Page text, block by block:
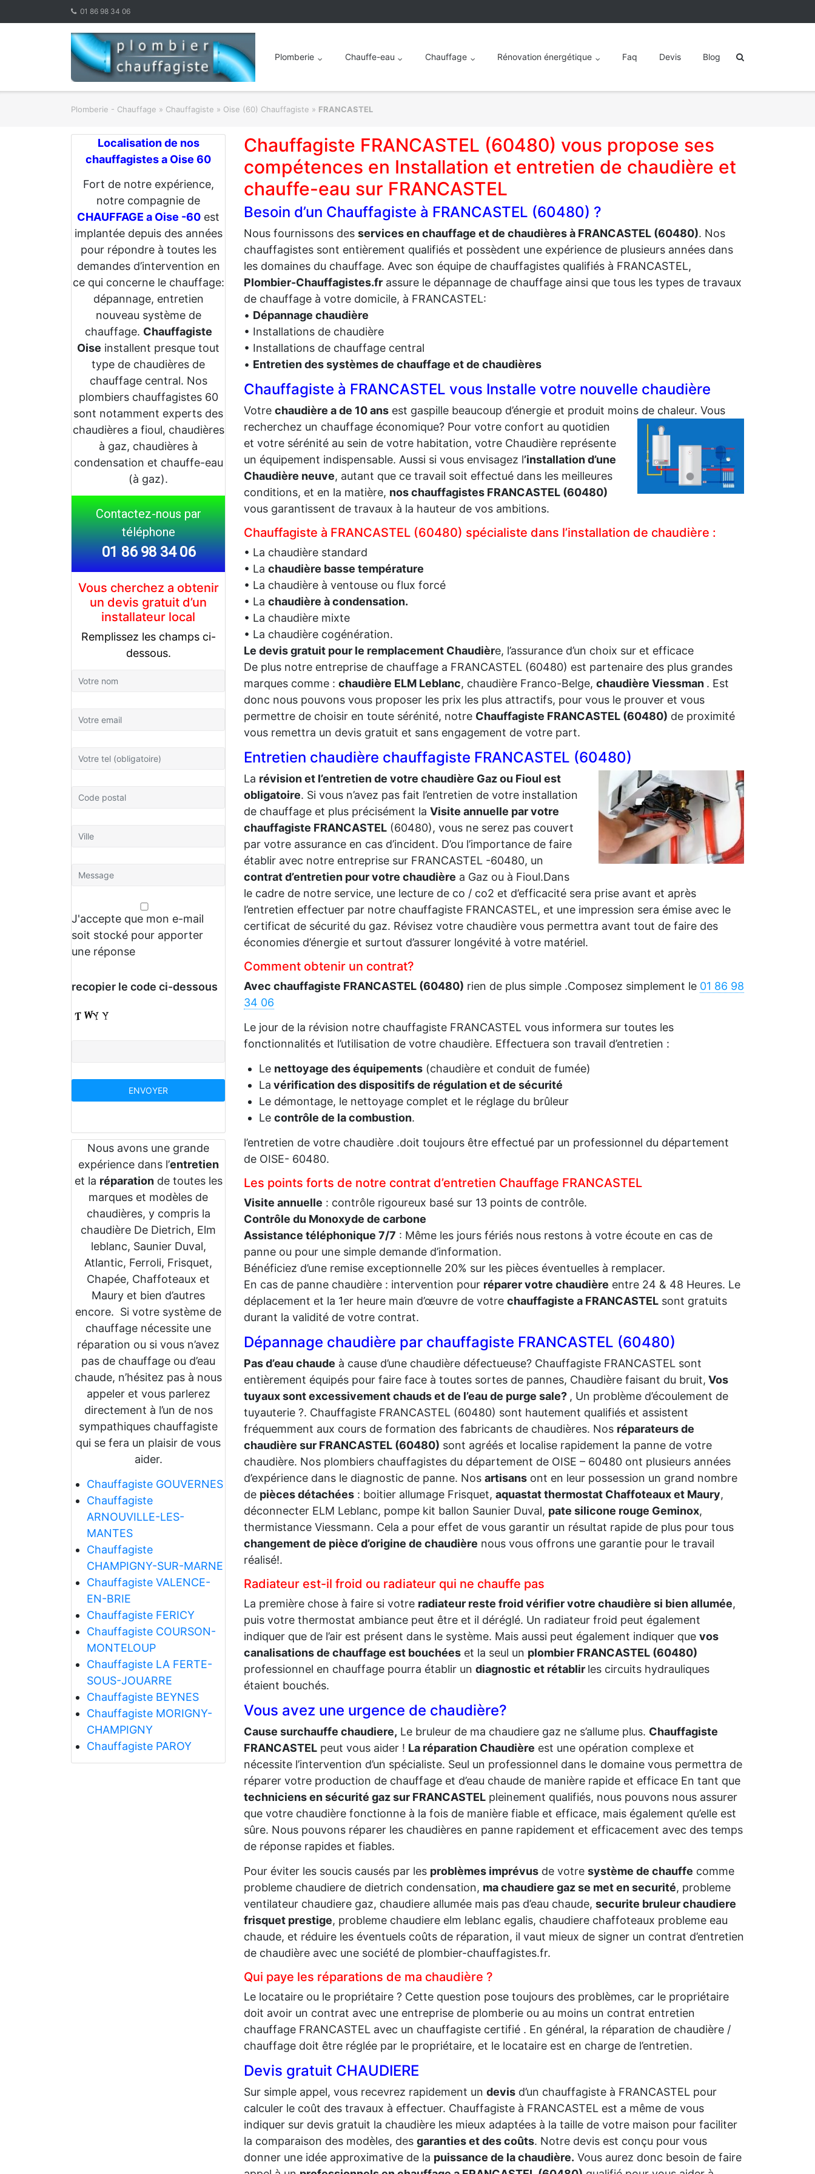
01 86 98 34 06
Plomberie Chauffe-eau Chauffage Rénovation énergétique Faq Devis Blog
Plomberie - Chauffage » Chauffagiste » Oise (60) Chauffagiste » FRANCASTEL
Localisation de nos
chauffagistes a Oise 60
Fort de notre expérience,
notre compagnie de
CHAUFFAGE a Oise -60 est
implantée depuis des années
pour répondre à toutes les
demandes d’intervention en
ce qui concerne le chauffage:
dépannage, entretien
nouveau système de
chauffage. Chauffagiste
Oise installent presque tout
type de chaudières de
chauffage central. Nos
plombiers chauffagistes 60
sont notamment experts des
chaudières a fioul, chaudières
à gaz, chaudières à
condensation et chauffe-eau
(à gaz).
Contactez-nous par
téléphone
01 86 98 34 06
Vous cherchez a obtenir
un devis gratuit d’un
installateur local
Remplissez les champs ci-
dessous.
J'accepte que mon e-mail
soit stocké pour apporter
une réponse
recopier le code ci-dessous
Nous avons une grande
expérience dans l’entretien
et la réparationde toutes les
marques et modèles de
chaudières, y compris la
chaudière De Dietrich, Elm
leblanc, Saunier Duval,
Atlantic, Ferroli, Frisquet,
Chapée, Chaffoteaux et
Maury et bien d’autres
encore. Si votre système de
chauffage nécessite une
réparation ou si vous n’avez
pas de chauffage ou d’eau
chaude, n’hésitez pas à nous
appeler et vous parlerez
directement à l’un de nos
sympathiques chauffagiste
qui se fera un plaisir de vous
aider.
Chauffagiste GOUVERNES
Chauffagiste
ARNOUVILLE-LES-
MANTES
Chauffagiste
CHAMPIGNY-SUR-MARNE
Chauffagiste VALENCE-
EN-BRIE
Chauffagiste FERICY
Chauffagiste COURSON-
MONTELOUP
Chauffagiste LA FERTE-
SOUS-JOUARRE
Chauffagiste BEYNES
Chauffagiste MORIGNY-
CHAMPIGNY
Chauffagiste PAROY
Chauffagiste FRANCASTEL (60480) vous propose ses
compétences en Installation et entretien de chaudière et
chauffe-eau sur FRANCASTEL
Besoin d’un Chauffagiste à FRANCASTEL (60480) ?
Nous fournissons des services en chauffage et de chaudières à FRANCASTEL (60480). Nos
chauffagistes sont entièrement qualifiés et possèdent une expérience de plusieurs années dans
les domaines du chauffage. Avec son équipe de chauffagistes qualifiés à FRANCASTEL,
Plombier-Chauffagistes.fr assure le dépannage de chauffage ainsi que tous les types de travaux
de chauffage à votre domicile, à FRANCASTEL:
• Dépannage chaudière
• Installations de chaudière
• Installations de chauffage central
• Entretien des systèmes de chauffage et de chaudières
Chauffagiste à FRANCASTEL vous Installe votre nouvelle chaudière
Votre chaudière a de 10 ans est gaspille beaucoup d’énergie et produit moins de chaleur. Vous
recherchez un chauffage économique? Pour votre confort au quotidien
et votre sérénité au sein de votre habitation, votre Chaudière représente
un équipement indispensable. Aussi si vous envisagez l’installation d’une
Chaudière neuve, autant que ce travail soit effectué dans les meilleures
conditions, et en la matière, nos chauffagistes FRANCASTEL (60480)
vous garantissent de travaux à la hauteur de vos ambitions.
Chauffagiste à FRANCASTEL (60480) spécialiste dans l’installation de chaudière :
• La chaudière standard
• La chaudière basse température
• La chaudière à ventouse ou flux forcé
• La chaudière à condensation.
• La chaudière mixte
• La chaudière cogénération.
Le devis gratuit pour le remplacement Chaudière, l’assurance d’un choix sur et efficace
De plus notre entreprise de chauffage a FRANCASTEL (60480) est partenaire des plus grandes
marques comme : chaudière ELM Leblanc, chaudière Franco-Belge, chaudière Viessman . Est
donc nous pouvons vous proposer les prix les plus attractifs, pour vous le prouver et vous
permettre de choisir en toute sérénité, notre Chauffagiste FRANCASTEL (60480) de proximité
vous remettra un devis gratuit et sans engagement de votre part.
Entretien chaudière chauffagiste FRANCASTEL (60480)
La révision et l’entretien de votre chaudière Gaz ou Fioul est
obligatoire. Si vous n’avez pas fait l’entretien de votre installation
de chauffage et plus précisément la Visite annuelle par votre
chauffagiste FRANCASTEL (60480), vous ne serez pas couvert
par votre assurance en cas d’incident. D’ou l’importance de faire
établir avec notre entreprise sur FRANCASTEL -60480, un
contrat d’entretien pour votre chaudière a Gaz ou à Fioul.Dans
le cadre de notre service, une lecture de co / co2 et d’efficacité sera prise avant et après
l’entretien effectuer par notre chauffagiste FRANCASTEL, et une impression sera émise avec le
certificat de sécurité du gaz. Révisez votre chaudière vous permettra avant tout de faire des
économies d’énergie et surtout d’assurer longévité à votre matériel.
Comment obtenir un contrat?
Avec chauffagiste FRANCASTEL (60480) rien de plus simple .Composez simplement le 01 86 98
34 06
Le jour de la révision notre chauffagiste FRANCASTEL vous informera sur toutes les
fonctionnalités et l’utilisation de votre chaudière. Effectuera son travail d’entretien :
Le nettoyage des équipements(chaudière et conduit de fumée)
La vérification des dispositifs de régulation et de sécurité
Le démontage, le nettoyage complet et le réglage du brûleur
Le contrôle de la combustion.
l’entretien de votre chaudière .doit toujours être effectué par un professionnel du département
de OISE- 60480.
Les points forts de notre contrat d’entretien Chauffage FRANCASTEL
Visite annuelle : contrôle rigoureux basé sur 13 points de contrôle.
Contrôle du Monoxyde de carbone
Assistance téléphonique 7/7 : Même les jours fériés nous restons à votre écoute en cas de
panne ou pour une simple demande d’information.
Bénéficiez d’une remise exceptionnelle 20% sur les pièces éventuelles à remplacer.
En cas de panne chaudière : intervention pour réparer votre chaudière entre 24 & 48 Heures. Le
déplacement et la 1er heure main d’œuvre de votre chauffagiste a FRANCASTEL sont gratuits
durant la validité de votre contrat.
Dépannage chaudière par chauffagiste FRANCASTEL (60480)
Pas d’eau chaude à cause d’une chaudière défectueuse? Chauffagiste FRANCASTEL sont
entièrement équipés pour faire face à toutes sortes de pannes, Chaudière faisant du bruit, Vos
tuyaux sont excessivement chauds et de l’eau de purge sale? , Un problème d’écoulement de
tuyauterie ?. Chauffagiste FRANCASTEL (60480) sont hautement qualifiés et assistent
fréquemment aux cours de formation des fabricants de chaudières. Nos réparateurs de
chaudière sur FRANCASTEL (60480) sont agréés et localise rapidement la panne de votre
chaudière. Nos plombiers chauffagistes du département de OISE – 60480 ont plusieurs années
d’expérience dans le diagnostic de panne. Nos artisans ont en leur possession un grand nombre
de pièces détachées : boitier allumage Frisquet, aquastat thermostat Chaffoteaux et Maury,
déconnecter ELM Leblanc, pompe kit ballon Saunier Duval, pate silicone rouge Geminox,
thermistance Viessmann. Cela a pour effet de vous garantir un résultat rapide de plus pour tous
changement de pièce d’origine de chaudière nous vous offrons une garantie pour le travail
réalisé!.
Radiateur est-il froid ou radiateur qui ne chauffe pas
La première chose à faire si votre radiateur reste froid vérifier votre chaudière si bien allumée,
puis votre thermostat ambiance peut être et il déréglé. Un radiateur froid peut également
indiquer que de l’air est présent dans le système. Mais aussi peut également indiquer que vos
canalisations de chauffage est bouchées et la seul un plombier FRANCASTEL (60480)
professionnel en chauffage pourra établir un diagnostic et rétablir les circuits hydrauliques
étaient bouchés.
Vous avez une urgence de chaudière?
Cause surchauffe chaudiere, Le bruleur de ma chaudiere gaz ne s’allume plus. Chauffagiste
FRANCASTEL peut vous aider ! La réparation Chaudière est une opération complexe et
nécessite l’intervention d’un spécialiste. Seul un professionnel dans le domaine vous permettra de
réparer votre production de chauffage et d’eau chaude de manière rapide et efficace En tant que
techniciens en sécurité gaz sur FRANCASTEL pleinement qualifiés, nous pouvons nous assurer
que votre chaudière fonctionne à la fois de manière fiable et efficace, mais également qu’elle est
sûre. Nous pouvons réparer les chaudières en panne rapidement et efficacement avec des temps
de réponse rapides et fiables.
Pour éviter les soucis causés par les problèmes imprévus de votre système de chauffe comme
probleme chaudiere de dietrich condensation, ma chaudiere gaz se met en securité, probleme
ventilateur chaudiere gaz, chaudiere allumée mais pas d’eau chaude, securite bruleur chaudiere
frisquet prestige, probleme chaudiere elm leblanc egalis, chaudiere chaffoteaux probleme eau
chaude, et réduire les éventuels coûts de réparation, il vaut mieux de signer un contrat d’entretien
de chaudière avec une société de plombier-chauffagistes.fr.
Qui paye les réparations de ma chaudière ?
Le locataire ou le propriétaire ? Cette question pose toujours des problèmes, car le propriétaire
doit avoir un contrat avec une entreprise de plomberie ou au moins un contrat entretien
chauffage FRANCASTEL avec un chauffagiste certifié . En général, la réparation de chaudière /
chauffage doit être réglée par le propriétaire, et le locataire est en charge de l’entretien.
Devis gratuit CHAUDIERE
Sur simple appel, vous recevrez rapidement un devis d’un chauffagiste à FRANCASTEL pour
calculer le coût des travaux à effectuer. Chauffagiste à FRANCASTEL est a même de vous
indiquer sur devis gratuit la chaudière les mieux adaptées à la taille de votre maison pour faciliter
la comparaison des modèles, des garanties et des coûts. Notre devis est conçu pour vous
donner une idée approximative de la puissance de la chaudière. Vous aurez donc besoin de faire